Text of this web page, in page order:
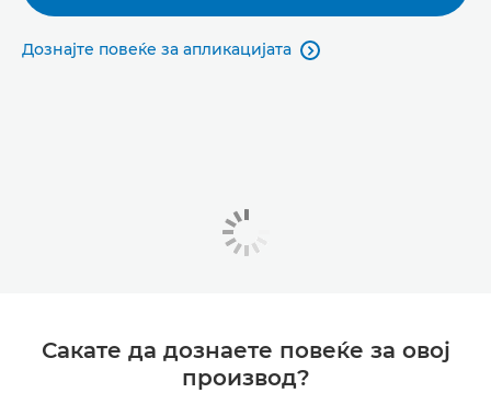
Дознајте повеќе за апликацијата 
Сакате да дознаете повеќе за овој
производ?